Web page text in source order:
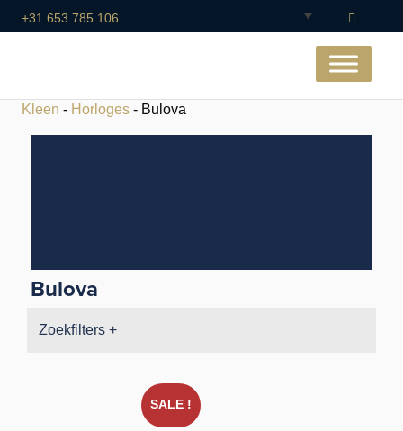
+31 653 785 106
Kleen - Horloges - Bulova
Bulova
Zoekfilters +
SALE !